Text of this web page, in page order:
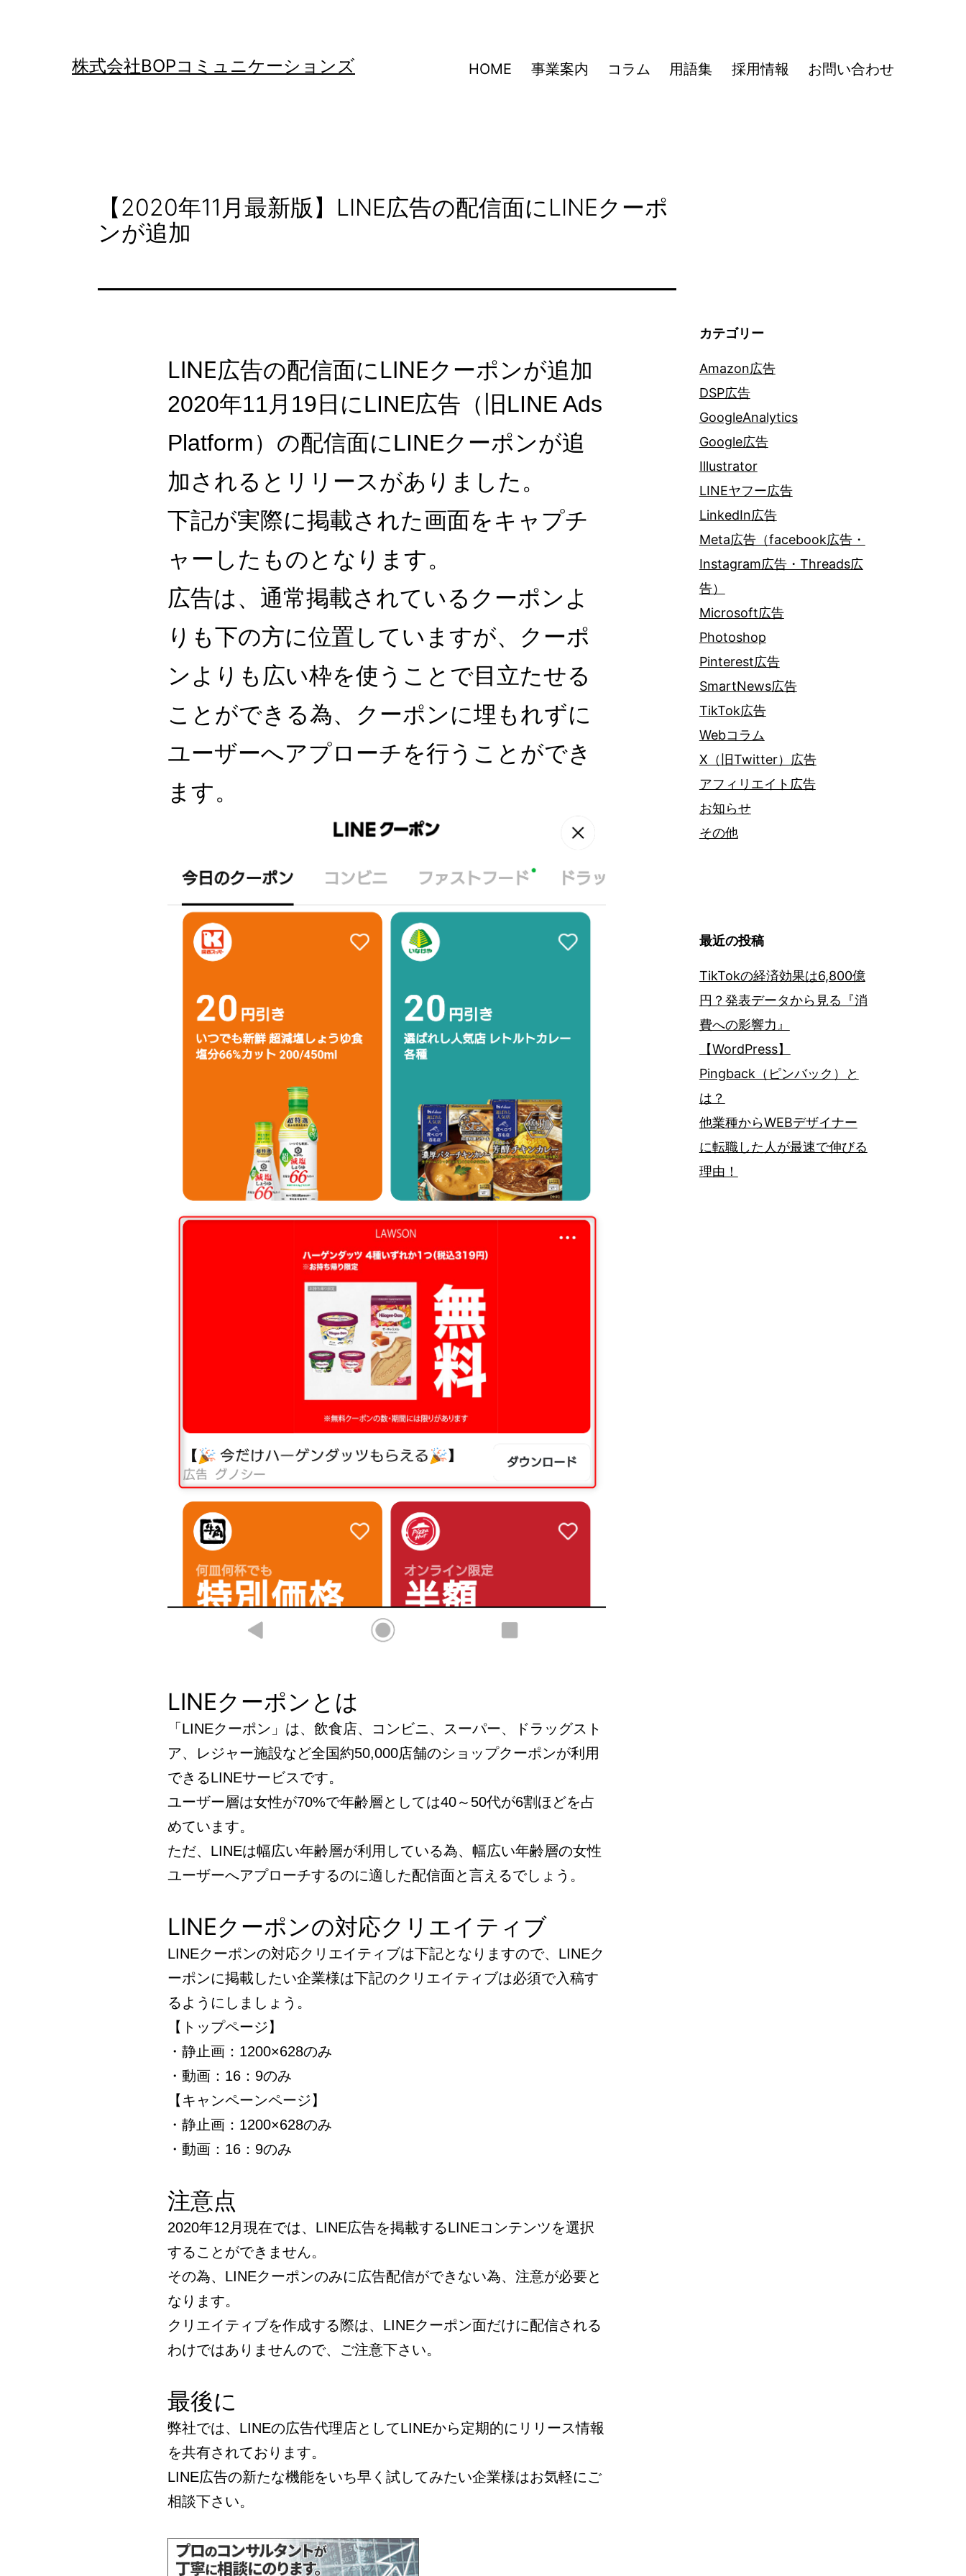
株式会社BOPコミュニケーションズ HOME 事業案内 コラム 用語集 採用情報 お問い合わせ
【2020年11月最新版】LINE広告の配信面にLINEクーポ
ンが追加
LINE広告の配信面にLINEクーポンが追加
2020年11月19日にLINE広告（旧LINE Ads
Platform）の配信面にLINEクーポンが追
加されるとリリースがありました。
下記が実際に掲載された画面をキャプチ
ャーしたものとなります。
広告は、通常掲載されているクーポンよ
りも下の方に位置していますが、クーポ
ンよりも広い枠を使うことで目立たせる
ことができる為、クーポンに埋もれずに
ユーザーへアプローチを行うことができ
ます。
LINEクーポンとは
「LINEクーポン」は、飲食店、コンビニ、スーパー、ドラッグスト
ア、レジャー施設など全国約50,000店舗のショップクーポンが利用
できるLINEサービスです。
ユーザー層は女性が70%で年齢層としては40～50代が6割ほどを占
めています。
ただ、LINEは幅広い年齢層が利用している為、幅広い年齢層の女性
ユーザーへアプローチするのに適した配信面と言えるでしょう。
LINEクーポンの対応クリエイティブ
LINEクーポンの対応クリエイティブは下記となりますので、LINEク
ーポンに掲載したい企業様は下記のクリエイティブは必須で入稿す
るようにしましょう。
【トップページ】
・静止画：1200×628のみ
・動画：16：9のみ
【キャンペーンページ】
・静止画：1200×628のみ
・動画：16：9のみ
注意点
2020年12月現在では、LINE広告を掲載するLINEコンテンツを選択
することができません。
その為、LINEクーポンのみに広告配信ができない為、注意が必要と
なります。
クリエイティブを作成する際は、LINEクーポン面だけに配信される
わけではありませんので、ご注意下さい。
最後に
弊社では、LINEの広告代理店としてLINEから定期的にリリース情報
を共有されております。
LINE広告の新たな機能をいち早く試してみたい企業様はお気軽にご
相談下さい。
カテゴリー
Amazon広告
DSP広告
GoogleAnalytics
Google広告
Illustrator
LINEヤフー広告
LinkedIn広告
Meta広告（facebook広告・
Instagram広告・Threads広
告）
Microsoft広告
Photoshop
Pinterest広告
SmartNews広告
TikTok広告
Webコラム
X（旧Twitter）広告
アフィリエイト広告
お知らせ
その他
最近の投稿
TikTokの経済効果は6,800億
円？発表データから見る『消
費への影響力』
【WordPress】
Pingback（ピンバック）と
は？
他業種からWEBデザイナー
に転職した人が最速で伸びる
理由！